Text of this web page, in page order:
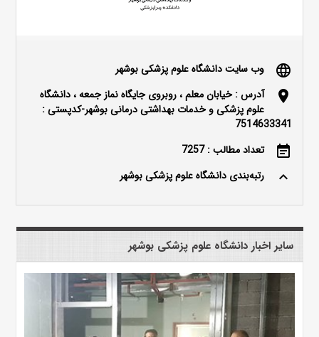
language وب سایت دانشگاه علوم پزشکی بوشهر
location_on
آدرس : خیابان معلم ، روبروی جایگاه نماز جمعه ، دانشگاه
علوم پزشکی و خدمات بهداشتی درمانی بوشهر-کدپستی :
7514633341
event_note تعداد مطالب : 7257
keyboard_arrow_up رتبه‌بندی دانشگاه علوم پزشکی بوشهر
سایر اخبار دانشگاه علوم پزشکی بوشهر